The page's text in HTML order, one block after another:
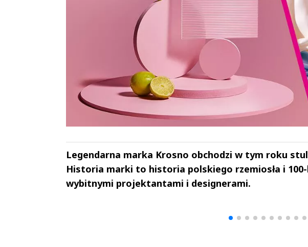
Legendarna marka Krosno obchodzi w tym roku
Historia marki to historia polskiego rzemiosła i
wybitnymi projektantami i designerami.
Andrzej i Marta
Marta i Andrzej